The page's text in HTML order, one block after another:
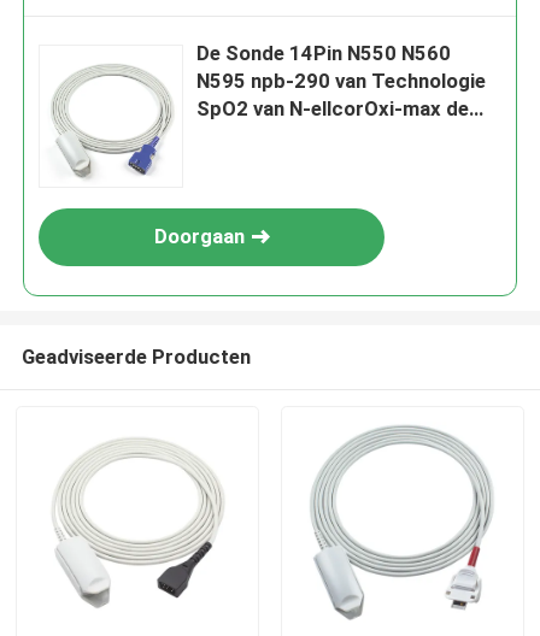
De Sonde 14Pin N550 N560
N595 npb-290 van Technologie
SpO2 van N-ellcorOxi-max de
Doorgaan
Geadviseerde Producten